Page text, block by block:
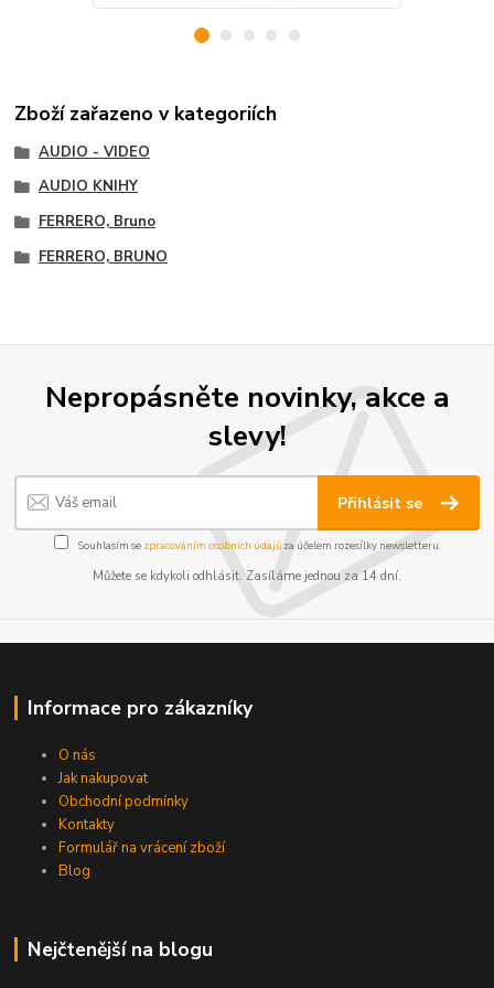
Zboží zařazeno v kategoriích
AUDIO - VIDEO
AUDIO KNIHY
FERRERO, Bruno
FERRERO, BRUNO
Nepropásněte novinky, akce a
slevy!
Přihlásit se
Souhlasím se zpracováním osobních údajůza účelem rozesílky newsletteru.
Můžete se kdykoli odhlásit. Zasíláme jednou za 14 dní.
Informace pro zákazníky
O nás
Jak nakupovat
Obchodní podmínky
Kontakty
Formulář na vrácení zboží
Blog
Nejčtenější na blogu